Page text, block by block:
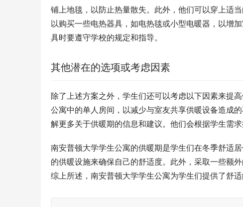
铺上地毯，以防止热量散失。此外，他们可以穿上适
以购买一些电热器具，如电热毯或小型电暖器，以增
具时要遵守学校的规定和指导。
其他潜在的选项或考虑因素
除了上述方案之外，学生们还可以考虑以下因素来提
公寓中的单人房间，以减少与室友共享供暖设备造成
解更多关于供暖期的信息和建议。他们会根据学生需求
南安普顿大学学生公寓的供暖期是学生们在冬季舒适
的供暖设施来确保自己的舒适度。此外，采取一些额
综上所述，南安普顿大学学生公寓为学生们提供了舒